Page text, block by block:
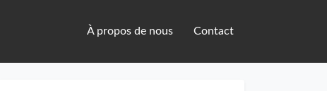
À propos de nous Contact